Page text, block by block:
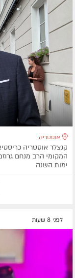
אוסטריה
קנצלר אוסטריה
המקומי הרב מנחם
ימות השנה
לפני 8 שעות